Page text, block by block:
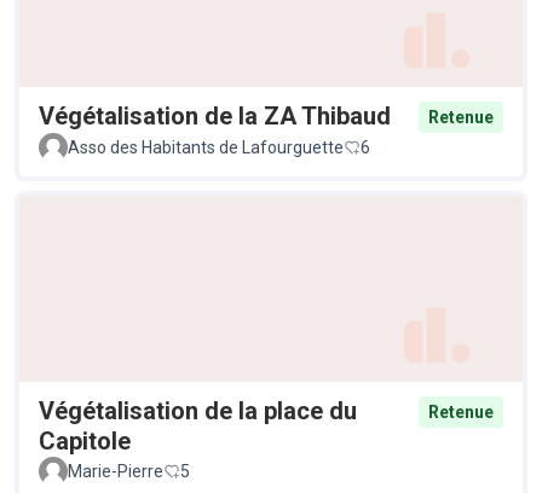
Végétalisation de la ZA Thibaud
Retenue
Asso des Habitants de Lafourguette
6
Végétalisation de la place du
Capitole
Retenue
Marie-Pierre 5